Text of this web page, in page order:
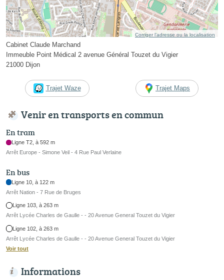
Corriger l’adresse ou la localisation
Cabinet Claude Marchand
Immeuble Point Médical 2 avenue Général Touzet du Vigier
21000 Dijon
Trajet Waze Trajet Maps
Venir en transports en commun
En tram
Ligne T2, à 592 m
Arrêt Europe - Simone Veil - 4 Rue Paul Verlaine
En bus
Ligne 10, à 122 m
Arrêt Nation - 7 Rue de Bruges
Ligne 103, à 263 m
Arrêt Lycée Charles de Gaulle - - 20 Avenue General Touzet du Vigier
Ligne 102, à 263 m
Arrêt Lycée Charles de Gaulle - - 20 Avenue General Touzet du Vigier
Voir tout
Informations